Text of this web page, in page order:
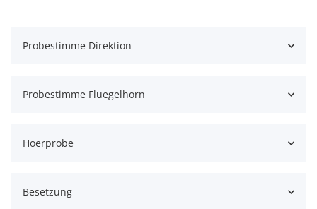
Probestimme Direktion
Probestimme Fluegelhorn
Hoerprobe
Besetzung